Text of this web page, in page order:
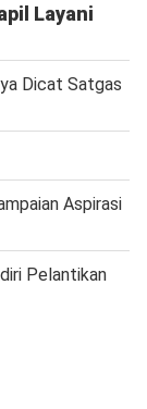
Layani
Dicat Satgas
Aspirasi
Pelantikan